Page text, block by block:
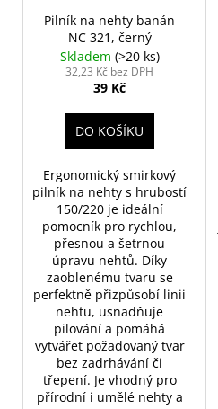
Pilník na nehty banán
NC 321, černý
Skladem (>20 ks)
32,23 Kč bez DPH
39 Kč
DO KOŠÍKU
Ergonomický smirkový
pilník na nehty s hrubostí
150/220 je ideální
pomocník pro rychlou,
přesnou a šetrnou
úpravu nehtů. Díky
zaoblenému tvaru se
perfektně přizpůsobí linii
nehtu, usnadňuje
pilování a pomáhá
vytvářet požadovaný tvar
bez zadrhávání či
třepení. Je vhodný pro
přírodní i umělé nehty a